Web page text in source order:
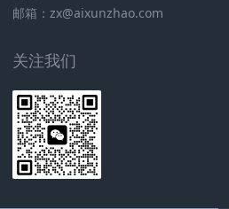
邮箱：zx@aixunzhao.com
关注我们